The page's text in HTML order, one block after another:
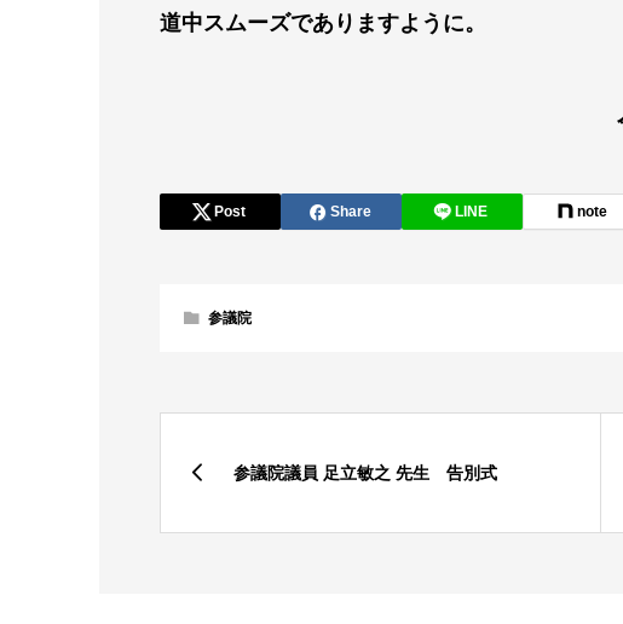
道中スムーズでありますように。
令和７年１月
Post Share LINE note
参議院
参議院議員 足立敏之 先生 告別式